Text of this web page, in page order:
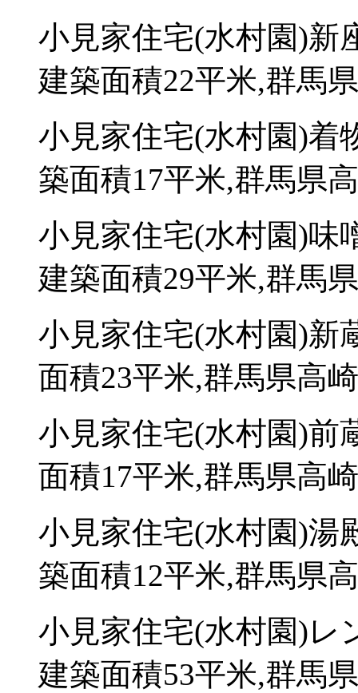
小見家住宅(水村園)新
建築面積22平米,群馬
小見家住宅(水村園)着
築面積17平米,群馬県
小見家住宅(水村園)味
建築面積29平米,群馬
小見家住宅(水村園)新
面積23平米,群馬県高
小見家住宅(水村園)前
面積17平米,群馬県高
小見家住宅(水村園)湯
築面積12平米,群馬県
小見家住宅(水村園)レ
建築面積53平米,群馬